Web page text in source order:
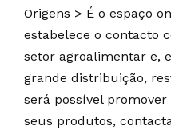
Origens > É o espaço
estabelece o contacto
setor agroalimentar e,
grande distribuição,
será possível promover
seus produtos,